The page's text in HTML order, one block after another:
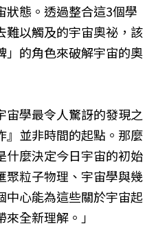
狀態。透過整合這3個學
難以觸及的宇宙奧祕，該
」的角色來破解宇宙的奧
學最令人驚訝的發現之
』並非時間的起點。那麼
什麼決定今日宇宙的初始
聚粒子物理、宇宙學與幾
中心能為這些關於宇宙起
全新理解。」